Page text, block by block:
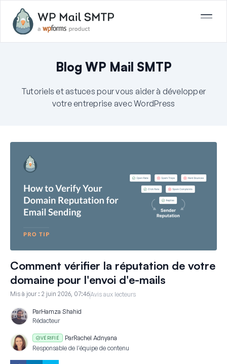
Blog WP Mail SMTP
Tutoriels et astuces pour vous aider à développer
votre entreprise avec WordPress
Comment vérifier la réputation de votre
domaine pour l'envoi d'e-mails
Mis à jour : 2 juin 2026, 07:46Avis aux lecteurs
ParHamza Shahid
Rédacteur
VÉRIFIÉ ParRachel Adnyana
Responsable de l'équipe de contenu